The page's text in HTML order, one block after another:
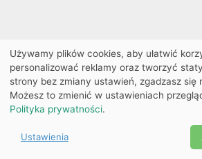
cookies
Używamy plików cookies, aby ułatwić
personalizować reklamy oraz tworzyć
strony bez zmiany ustawień, zgadzasz się
Możesz to zmienić w ustawieniach
Polityka prywatności.
Ustawienia